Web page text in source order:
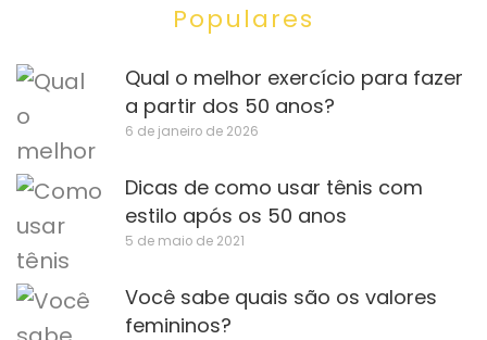
Populares
Qual o melhor exercício para fazer
a partir dos 50 anos?
6 de janeiro de 2026
Dicas de como usar tênis com
estilo após os 50 anos
5 de maio de 2021
Você sabe quais são os valores
femininos?